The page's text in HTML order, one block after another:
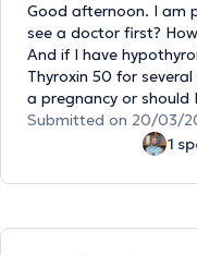
Good afternoon. I am
see a doctor first?
And if I have
Thyroxin 50 for
a pregnancy or should
Submitted on 20/03/
1